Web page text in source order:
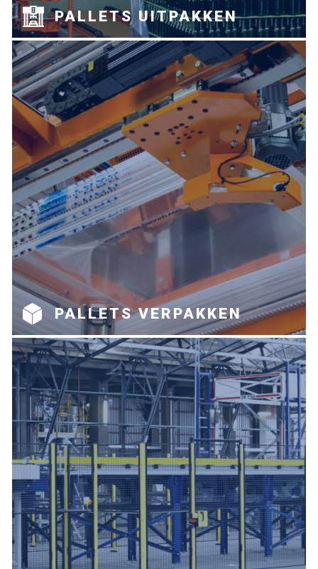
PALLETS UITPAKKEN
PALLETS VERPAKKEN